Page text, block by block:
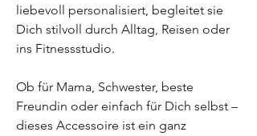
liebevoll personalisiert, begleitet sie
Dich stilvoll durch Alltag, Reisen oder
ins Fitnessstudio.
Ob für Mama, Schwester, beste
Freundin oder einfach für Dich selbst –
dieses Accessoire ist ein ganz